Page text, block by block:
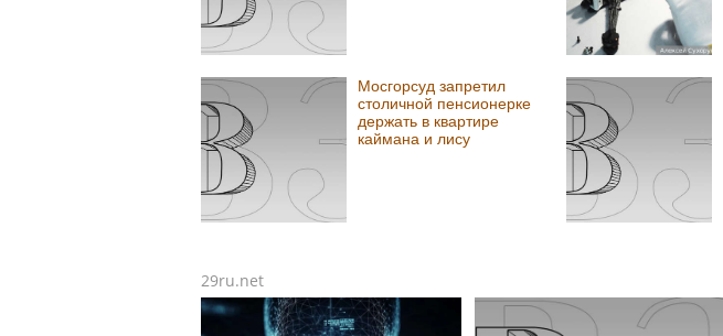
Мосгорсуд запретил
столичной пенсионерке
держать в квартире
каймана и лису
29ru.net